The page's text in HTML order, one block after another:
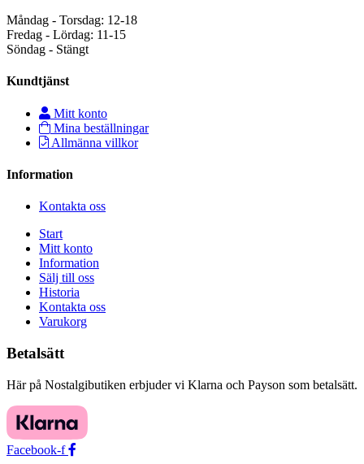
Måndag - Torsdag: 12-18
Fredag - Lördag: 11-15
Söndag - Stängt
Kundtjänst
Mitt konto
Mina beställningar
Allmänna villkor
Information
Kontakta oss
Start
Mitt konto
Information
Sälj till oss
Historia
Kontakta oss
Varukorg
Betalsätt
Här på Nostalgibutiken erbjuder vi Klarna och Payson som betalsätt.
Facebook-f